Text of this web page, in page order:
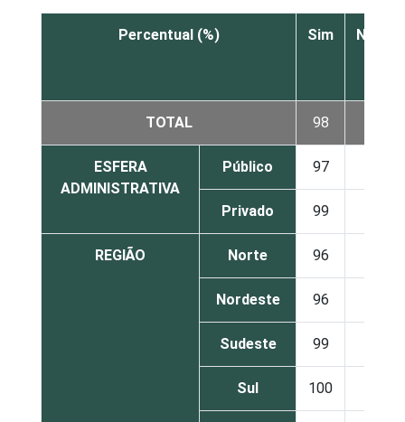
Percentual (%) Sim Não
TOTAL 98
ESFERA
ADMINISTRATIVA
Público 97
Privado 99
REGIÃO Norte 96
Nordeste 96
Sudeste 99
Sul 100